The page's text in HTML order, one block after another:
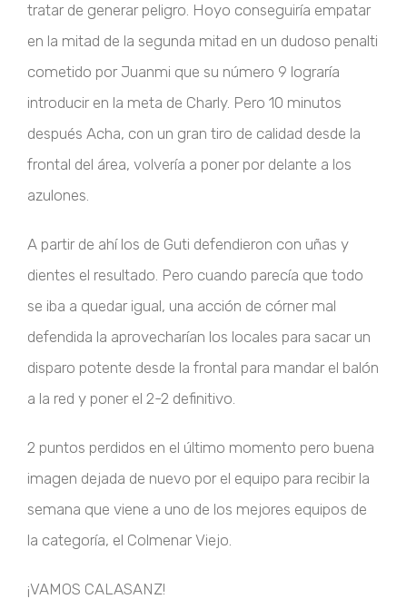
tratar de generar peligro. Hoyo conseguiría empatar
en la mitad de la segunda mitad en un dudoso penalti
cometido por Juanmi que su número 9 lograría
introducir en la meta de Charly. Pero 10 minutos
después Acha, con un gran tiro de calidad desde la
frontal del área, volvería a poner por delante a los
azulones.
A partir de ahí los de Guti defendieron con uñas y
dientes el resultado. Pero cuando parecía que todo
se iba a quedar igual, una acción de córner mal
defendida la aprovecharían los locales para sacar un
disparo potente desde la frontal para mandar el balón
a la red y poner el 2-2 definitivo.
2 puntos perdidos en el último momento pero buena
imagen dejada de nuevo por el equipo para recibir la
semana que viene a uno de los mejores equipos de
la categoría, el Colmenar Viejo.
¡VAMOS CALASANZ!